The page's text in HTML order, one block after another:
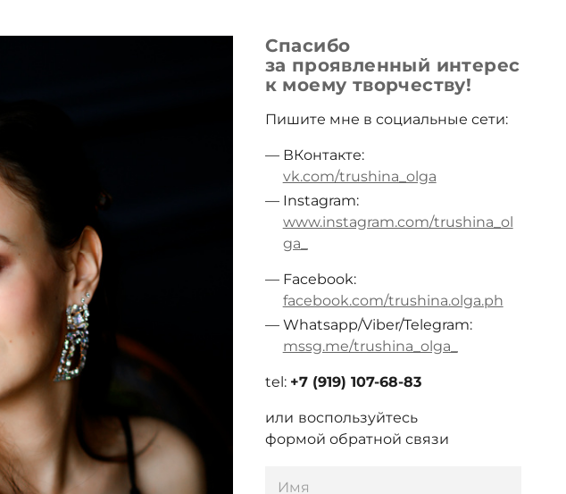
Спасибо
за проявленный интерес
к моему творчеству!
Пишите мне в социальные сети:
ВКонтакте:
vk.com/trushina_olga
Instagram:
www.instagram.com/trushina_ol
ga_
Facebook:
facebook.com/trushina.olga.ph
Whatsapp/Viber/Telegram:
mssg.me/trushina_olga_
tel: +7 (919) 107-68-83
или воспользуйтесь
формой обратной связи